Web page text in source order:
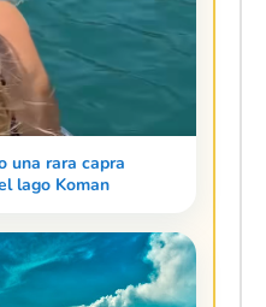
una rara capra
lago Koman